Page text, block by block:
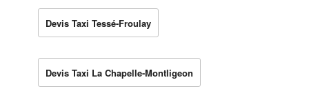
Devis Taxi Tessé-Froulay
Devis Taxi La Chapelle-Montligeon